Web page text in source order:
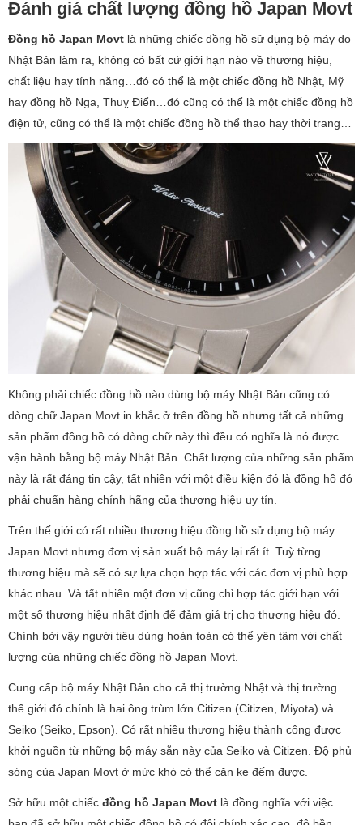
Đánh giá chất lượng đồng hồ Japan Movt
Đồng hồ Japan Movt là những chiếc đồng hồ sử dụng bộ máy do
Nhật Bản làm ra, không có bất cứ giới hạn nào về thương hiệu,
chất liệu hay tính năng…đó có thể là một chiếc đồng hồ Nhật, Mỹ
hay đồng hồ Nga, Thuỵ Điển…đó cũng có thể là một chiếc đồng hồ
điện tử, cũng có thể là một chiếc đồng hồ thể thao hay thời trang…
Không phải chiếc đồng hồ nào dùng bộ máy Nhật Bản cũng có
dòng chữ Japan Movt in khắc ở trên đồng hồ nhưng tất cả những
sản phẩm đồng hồ có dòng chữ này thì đều có nghĩa là nó được
vận hành bằng bộ máy Nhật Bản. Chất lượng của những sản phẩm
này là rất đáng tin cậy, tất nhiên với một điều kiện đó là đồng hồ đó
phải chuẩn hàng chính hãng của thương hiệu uy tín.
Trên thế giới có rất nhiều thương hiệu đồng hồ sử dụng bộ máy
Japan Movt nhưng đơn vị sản xuất bộ máy lại rất ít. Tuỳ từng
thương hiệu mà sẽ có sự lựa chọn hợp tác với các đơn vị phù hợp
khác nhau. Và tất nhiên một đơn vị cũng chỉ hợp tác giới hạn với
một số thương hiệu nhất định để đảm giá trị cho thương hiệu đó.
Chính bởi vậy người tiêu dùng hoàn toàn có thể yên tâm với chất
lượng của những chiếc đồng hồ Japan Movt.
Cung cấp bộ máy Nhật Bản cho cả thị trường Nhật và thị trường
thế giới đó chính là hai ông trùm lớn Citizen (Citizen, Miyota) và
Seiko (Seiko, Epson). Có rất nhiều thương hiệu thành công được
khởi nguồn từ những bộ máy sẵn này của Seiko và Citizen. Độ phủ
sóng của Japan Movt ở mức khó có thể căn ke đếm được.
Sở hữu một chiếc đồng hồ Japan Movt là đồng nghĩa với việc